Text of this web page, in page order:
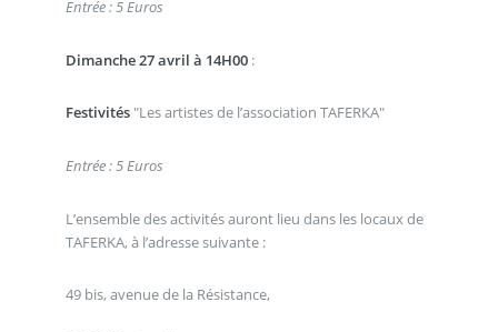
Entrée : 5 Euros
Dimanche 27 avril à 14H00:
Festivités "Les artistes de l’association TAFERKA"
Entrée : 5 Euros
L’ensemble des activités auront lieu dans les locaux de
TAFERKA, à l’adresse suivante :
49 bis, avenue de la Résistance,